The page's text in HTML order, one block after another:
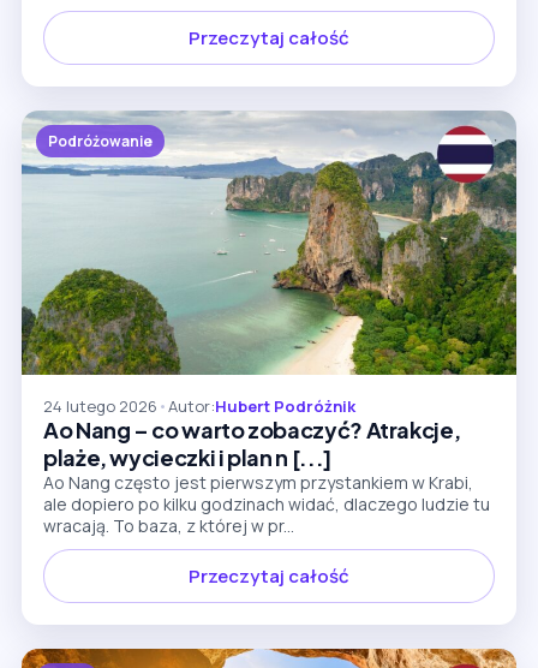
Przeczytaj całość
Podróżowanie
24 lutego 2026 •Autor:Hubert Podróżnik
Ao Nang – co warto zobaczyć? Atrakcje,
plaże, wycieczki i plan n [...]
Ao Nang często jest pierwszym przystankiem w Krabi,
ale dopiero po kilku godzinach widać, dlaczego ludzie tu
wracają. To baza, z której w pr...
Przeczytaj całość